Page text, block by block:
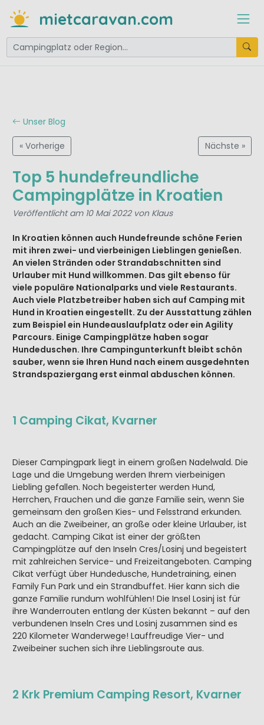
mietcaravan.com
Unser Blog
« Vorherige Nächste »
Top 5 hundefreundliche
Campingplätze in Kroatien
Veröffentlicht am 10 Mai 2022 von Klaus
In Kroatien können auch Hundefreunde schöne Ferien
mit ihren zwei- und vierbeinigen Lieblingen genießen.
An vielen Stränden oder Strandabschnitten sind
Urlauber mit Hund willkommen. Das gilt ebenso für
viele populäre Nationalparks und viele Restaurants.
Auch viele Platzbetreiber haben sich auf Camping mit
Hund in Kroatien eingestellt. Zu der Ausstattung zählen
zum Beispiel ein Hundeauslaufplatz oder ein Agility
Parcours. Einige Campingplätze haben sogar
Hundeduschen. Ihre Campingunterkunft bleibt schön
sauber, wenn sie Ihren Hund nach einem ausgedehnten
Strandspaziergang erst einmal abduschen können.
1 Camping Cikat, Kvarner
Dieser Campingpark liegt in einem großen Nadelwald. Die
Lage und die Umgebung werden Ihrem vierbeinigen
Liebling gefallen. Noch begeisterter werden Hund,
Herrchen, Frauchen und die ganze Familie sein, wenn Sie
gemeinsam den großen Kies- und Felsstrand erkunden.
Auch an die Zweibeiner, an große oder kleine Urlauber, ist
gedacht. Camping Cikat ist einer der größten
Campingplätze auf den Inseln Cres/Losinj und begeistert
mit zahlreichen Service- und Freizeitangeboten. Camping
Cikat verfügt über Hundedusche, Hundetraining, einen
Family Fun Park und ein Strandbuffet. Hier kann sich die
ganze Familie rundum wohlfühlen! Die Insel Losinj ist für
ihre Wanderrouten entlang der Küsten bekannt – auf den
verbundenen Inseln Cres und Losinj zusammen sind es
220 Kilometer Wanderwege! Lauffreudige Vier- und
Zweibeiner suchen sich ihre Lieblingsroute aus.
2 Krk Premium Camping Resort, Kvarner